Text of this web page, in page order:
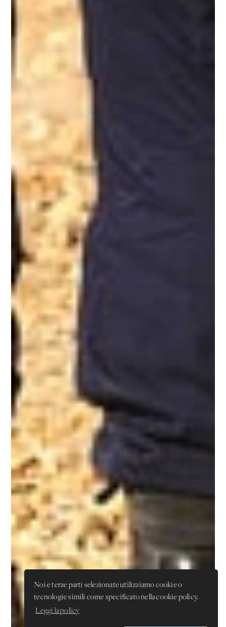
Noi e terze parti selezionate utilizziamo cookie o
tecnologie simili come specificato nella cookie policy.
Leggi la policy